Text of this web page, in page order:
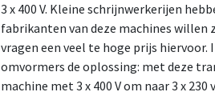
3 x 400 V. Kleine schrijnwerkerijen
fabrikanten van deze machines willen
vragen een veel te hoge prijs hiervoor.
omvormers de oplossing: met deze
machine met 3 x 400 V om naar 3 x